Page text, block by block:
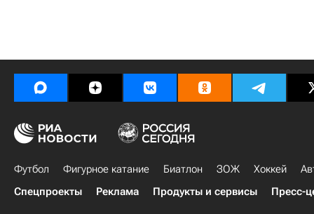
Футбол Фигурное катание Биатлон ЗОЖ Хоккей
Спецпроекты
Реклама Продукты и сервисы Пресс-